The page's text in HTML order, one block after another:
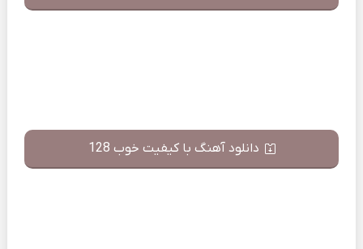
دانلود آهنگ با کیفیت خوب 128